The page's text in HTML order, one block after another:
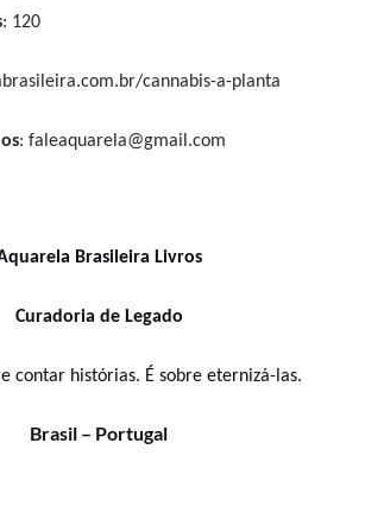
: 120
cannabis-a-planta
: faleaquarela@gmail.com
Brasileira Livros
Curadoria de Legado
contar histórias. É sobre eternizá-las.
Brasil – Portugal